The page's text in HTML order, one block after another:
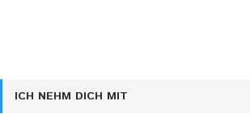
ICH NEHM DICH MIT